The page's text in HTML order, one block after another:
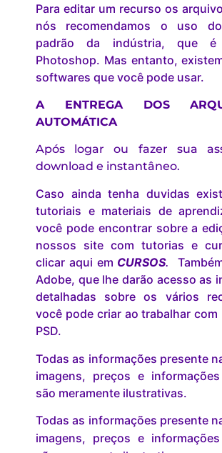
Para editar um recurso os
nós recomendamos o uso
padrão da indústria, que
Photoshop. Mas entanto,
softwares que você pode usar.
A ENTREGA DOS
AUTOMÁTICA
Após logar ou fazer sua
download e instantâneo.
Caso ainda tenha duvidas
tutoriais e materiais de
você pode encontrar sobre a
nossos site com tutorias e
clicar aqui em CURSOS.
Adobe, que lhe darão acesso as
detalhadas sobre os vários
você pode criar ao trabalhar com
PSD.
Todas as informações presente
imagens, preços e
são meramente ilustrativas.
Todas as informações presente
imagens, preços e